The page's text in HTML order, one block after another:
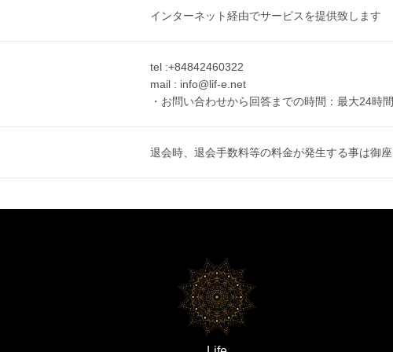
インターネット経由でサービスを提供致します
tel :+84842460322
mail : info@lif-e.net
・お問い合わせから回答までの時間：最大24時間
退会時、退会手数料等の料金が発生する事は御座